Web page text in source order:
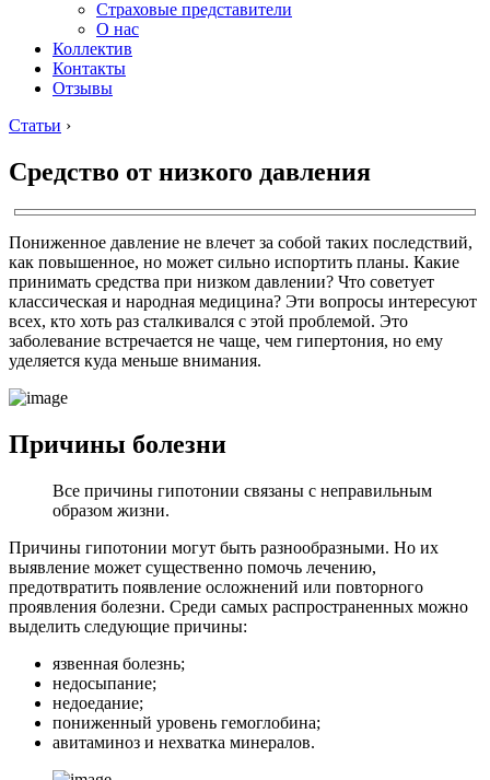
Страховые представители
О нас
Коллектив
Контакты
Отзывы
Статьи ›
Средство от низкого давления
Пониженное давление не влечет за собой таких последствий,
как повышенное, но может сильно испортить планы. Какие
принимать средства при низком давлении? Что советует
классическая и народная медицина? Эти вопросы интересуют
всех, кто хоть раз сталкивался с этой проблемой. Это
заболевание встречается не чаще, чем гипертония, но ему
уделяется куда меньше внимания.
Причины болезни
Все причины гипотонии связаны с неправильным
образом жизни.
Причины гипотонии могут быть разнообразными. Но их
выявление может существенно помочь лечению,
предотвратить появление осложнений или повторного
проявления болезни. Среди самых распространенных можно
выделить следующие причины:
язвенная болезнь;
недосыпание;
недоедание;
пониженный уровень гемоглобина;
авитаминоз и нехватка минералов.